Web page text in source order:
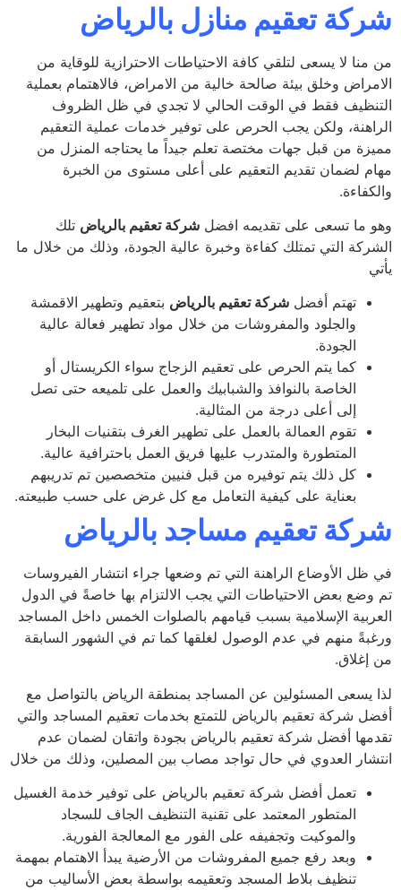
تعقيم منازل بالرياض
لا يسعى لتلقي كافة الاحتياطات الاحترازية للوقاية من
وخلق بيئة صالحة خالية من الامراض، فالاهتمام بعملية
فقط في الوقت الحالي لا تجدي في ظل الظروف
ولكن يجب الحرص على توفير خدمات عملية التعقيم
من قبل جهات مختصة تعلم جيداً ما يحتاجه المنزل من
لضمان تقديم التعقيم على أعلى مستوى من الخبرة
ما تسعى على تقديمه افضلشركة تعقيم بالرياض تلك
التي تمتلك كفاءة وخبرة عالية الجودة، وذلك من خلال ما
تهتم أفضلشركة تعقيم بالرياض بتعقيم وتطهير الاقمشة
والجلود والمفروشات من خلال مواد تطهير فعالة عالية
الجودة.
كما يتم الحرص على تعقيم الزجاج سواء الكريستال أو
الخاصة بالنوافذ والشبابيك والعمل على تلميعه حتى تصل
إلى أعلى درجة من المثالية.
تقوم العمالة بالعمل على تطهير الغرف بتقنيات البخار
المتطورة والمتدرب عليها فريق العمل باحترافية عالية.
كل ذلك يتم توفيره من قبل فنيين متخصصين تم تدريبهم
بعناية على كيفية التعامل مع كل غرض على حسب طبيعته.
تعقيم مساجد بالرياض
الأوضاع الراهنة التي تم وضعها جراء انتشار الفيروسات
بعض الاحتياطات التي يجب الالتزام بها خاصةً في الدول
الإسلامية بسبب قيامهم بالصلوات الخمس داخل المساجد
منهم في عدم الوصول لغلقها كما تم في الشهور السابقة
يسعى المسئولين عن المساجد بمنطقة الرياض بالتواصل مع
شركة تعقيم بالرياض للتمتع بخدمات تعقيم المساجد والتي
أفضل شركة تعقيم بالرياض بجودة واتقان لضمان عدم
العدوي في حال تواجد مصاب بين المصلين، وذلك من خلال
تعمل أفضل شركة تعقيم بالرياض على توفير خدمة الغسيل
المتطور المعتمد على تقنية التنظيف الجاف للسجاد
والموكيت وتجفيفه على الفور مع المعالجة الفورية.
وبعد رفع جميع المفروشات من الأرضية يبدأ الاهتمام بمهمة
تنظيف بلاط المسجد وتعقيمه بواسطة بعض الأساليب من